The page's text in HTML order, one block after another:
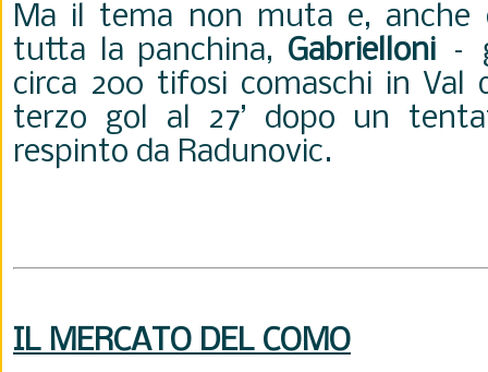
Ma il tema non muta e, anche
tutta la panchina, Gabrielloni–
circa 200 tifosi comaschi in Val
terzo gol al 27’ dopo un
respinto da Radunovic.
IL MERCATO DEL COMO